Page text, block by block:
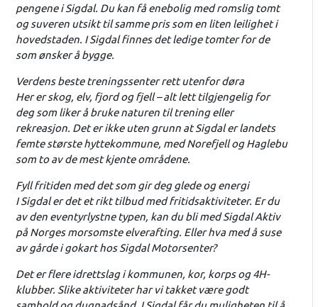
pengene i Sigdal. Du kan få enebolig med romslig tomt
og suveren utsikt til samme pris som en liten leilighet i
hovedstaden. I Sigdal finnes det ledige tomter for de
som ønsker å bygge.
Verdens beste treningssenter rett utenfor døra
Her er skog, elv, fjord og fjell – alt lett tilgjengelig for
deg som liker å bruke naturen til trening eller
rekreasjon. Det er ikke uten grunn at Sigdal er landets
femte største hyttekommune, med Norefjell og Haglebu
som to av de mest kjente områdene.
Fyll fritiden med det som gir deg glede og energi
I Sigdal er det et rikt tilbud med fritidsaktiviteter. Er du
av den eventyrlystne typen, kan du bli med Sigdal Aktiv
på Norges morsomste elverafting. Eller hva med å suse
av gårde i gokart hos Sigdal Motorsenter?
Det er flere idrettslag i kommunen, kor, korps og 4H-
klubber. Slike aktiviteter har vi takket være godt